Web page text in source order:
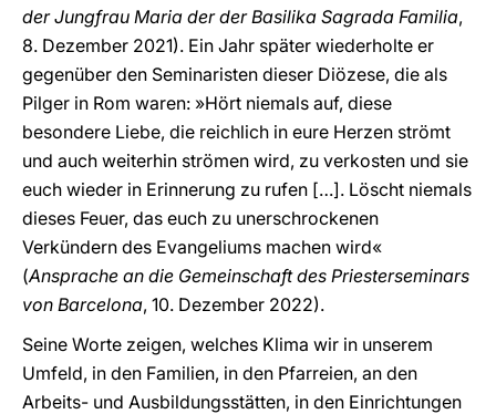
der Jungfrau Maria der der Basilika Sagrada Familia,
8. Dezember 2021). Ein Jahr später wiederholte er
gegenüber den Seminaristen dieser Diözese, die als
Pilger in Rom waren: »Hört niemals auf, diese
besondere Liebe, die reichlich in eure Herzen strömt
und auch weiterhin strömen wird, zu verkosten und sie
euch wieder in Erinnerung zu rufen […]. Löscht niemals
dieses Feuer, das euch zu unerschrockenen
Verkündern des Evangeliums machen wird«
(Ansprache an die Gemeinschaft des Priesterseminars
von Barcelona, 10. Dezember 2022).
Seine Worte zeigen, welches Klima wir in unserem
Umfeld, in den Familien, in den Pfarreien, an den
Arbeits- und Ausbildungsstätten, in den Einrichtungen